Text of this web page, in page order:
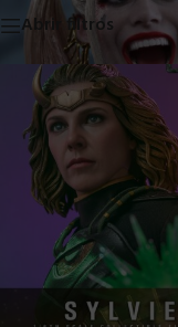
Abrir filtros